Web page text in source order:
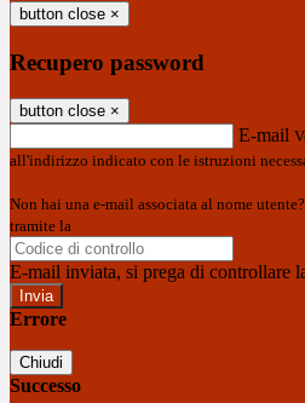
button close ×
Recupero password
button close ×
E-mail
all'indirizzo indicato con le istruzioni
Non hai una e-mail associata al nome
tramite la
E-mail inviata, si prega di controllare
Errore
Chiudi
Successo